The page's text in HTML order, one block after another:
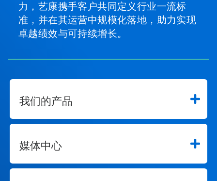
力，艺康携手客户共同定义行业一流标
准，并在其运营中规模化落地，助力实现
卓越绩效与可持续增长。
我们的产品
媒体中心